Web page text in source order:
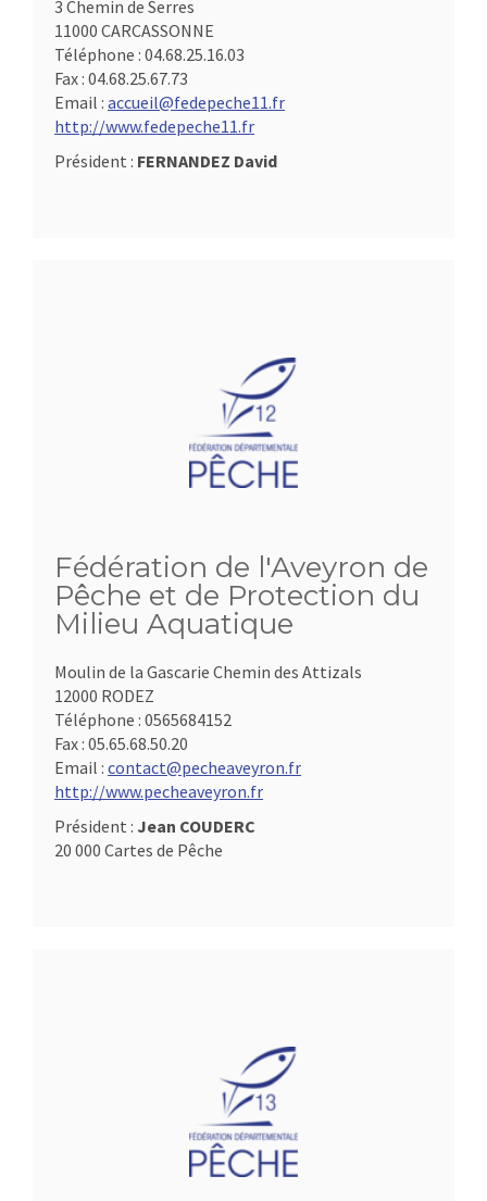
3 Chemin de Serres
11000 CARCASSONNE
Téléphone : 04.68.25.16.03
Fax : 04.68.25.67.73
Email : accueil@fedepeche11.fr
http://www.fedepeche11.fr
Président : FERNANDEZ David
Fédération de l'Aveyron de
Pêche et de Protection du
Milieu Aquatique
Moulin de la Gascarie Chemin des Attizals
12000 RODEZ
Téléphone : 0565684152
Fax : 05.65.68.50.20
Email : contact@pecheaveyron.fr
http://www.pecheaveyron.fr
Président : Jean COUDERC
20 000 Cartes de Pêche